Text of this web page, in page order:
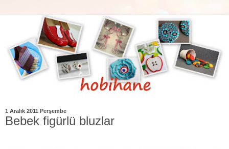
1 Aralık 2011 Perşembe
Bebek figürlü bluzlar